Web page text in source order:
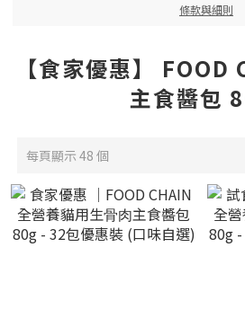
條款與細則
【食家優惠】 FOOD
主食醬包
每頁顯示 48 個